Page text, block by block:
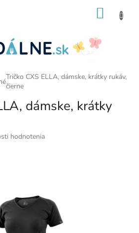
Tričko CXS ELLA, dámske, krátky rukáv,
čierne
dámske, krátky
hodnotenia